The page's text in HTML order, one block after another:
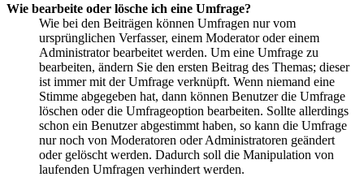
Wie bearbeite oder lösche ich eine Umfrage?
Wie bei den Beiträgen können Umfragen nur vom
ursprünglichen Verfasser, einem Moderator oder einem
Administrator bearbeitet werden. Um eine Umfrage zu
bearbeiten, ändern Sie den ersten Beitrag des Themas; dieser
ist immer mit der Umfrage verknüpft. Wenn niemand eine
Stimme abgegeben hat, dann können Benutzer die Umfrage
löschen oder die Umfrageoption bearbeiten. Sollte allerdings
schon ein Benutzer abgestimmt haben, so kann die Umfrage
nur noch von Moderatoren oder Administratoren geändert
oder gelöscht werden. Dadurch soll die Manipulation von
laufenden Umfragen verhindert werden.